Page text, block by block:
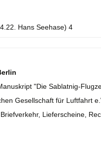
Hans Seehase) 4
"Die Sablatnig-
Gesellschaft für Luftfahrt
Lieferscheine,